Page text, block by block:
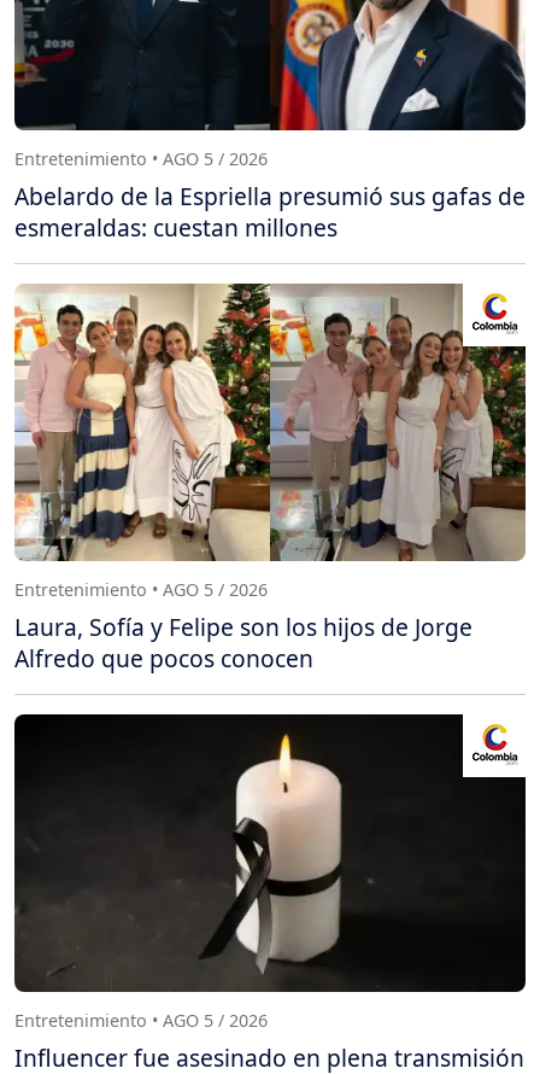
Entretenimiento • AGO 5 / 2026
Abelardo de la Espriella presumió sus gafas de
esmeraldas: cuestan millones
Entretenimiento • AGO 5 / 2026
Laura, Sofía y Felipe son los hijos de Jorge
Alfredo que pocos conocen
Entretenimiento • AGO 5 / 2026
Influencer fue asesinado en plena transmisión